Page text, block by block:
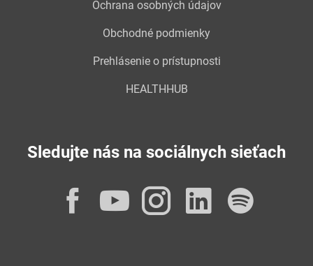
Ochrana osobných údajov
Obchodné podmienky
Prehlásenie o prístupnosti
HEALTHHUB
Sledujte nás na sociálnych sieťach
Facebook
YouTube
Instagram